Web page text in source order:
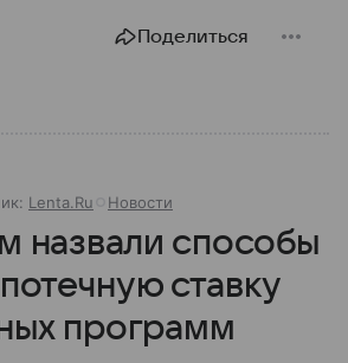
Поделиться
Lenta.Ru Новости
назвали способы
ставку
программ